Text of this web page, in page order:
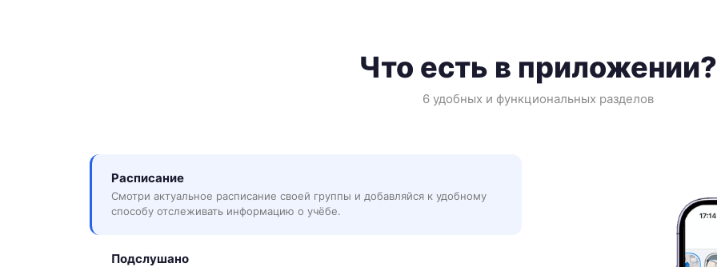
Что есть в приложении?
6 удобных и функциональных разделов
Расписание
Смотри актуальное расписание своей группы и добавляйся к удобному
способу отслеживать информацию о учёбе.
Подслушано